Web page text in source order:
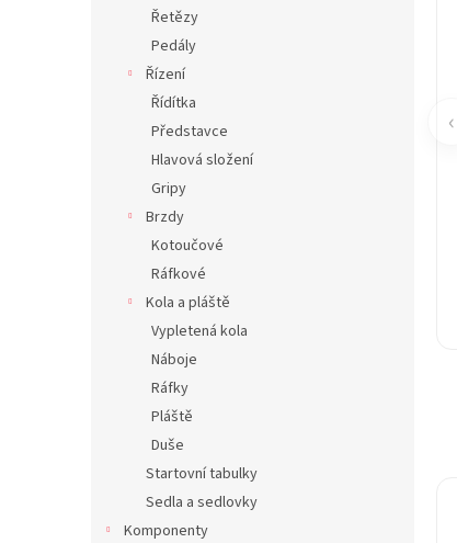
Řetězy
Pedály
Řízení
Řídítka
Představce
Hlavová složení
Gripy
Brzdy
Kotoučové
Ráfkové
Kola a pláště
Vypletená kola
Náboje
Ráfky
Pláště
Duše
Startovní tabulky
Sedla a sedlovky
Komponenty
‹